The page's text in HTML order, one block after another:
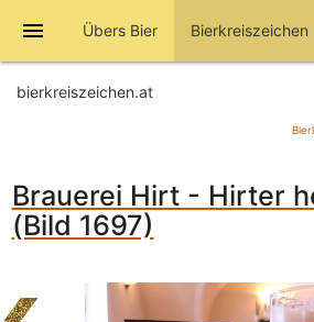
menu Übers Bier Bierkreiszeichen
bierkreiszeichen.at
Brauerei Hirt - Hirter
(Bild 1697)